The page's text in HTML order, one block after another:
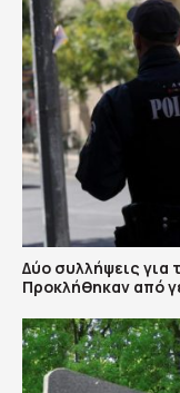
Δύο συλλήψεις για
Προκλήθηκαν από